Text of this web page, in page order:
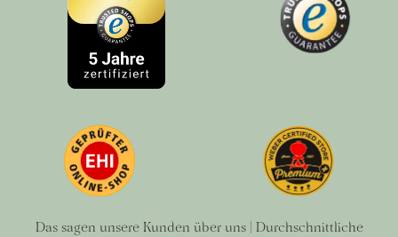
Das sagen unsere Kunden über uns | Durchschnittliche